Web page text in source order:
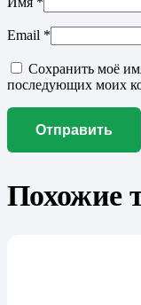
Email *
Сохранить моё
последующих моих
Похожие